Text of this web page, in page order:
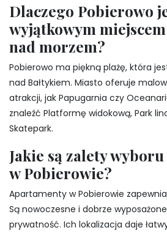
Dlaczego Pobierowo
wyjątkowym
nad morzem?
Pobierowo ma piękną plażę, która
nad Bałtykiem. Miasto oferuje
atrakcji, jak Papugarnia czy
znaleźć Platformę widokową, Park
Skatepark.
Jakie są zalety
w Pobierowie?
Apartamenty w Pobierowie
Są nowoczesne i dobrze
prywatność. Ich lokalizacja daje